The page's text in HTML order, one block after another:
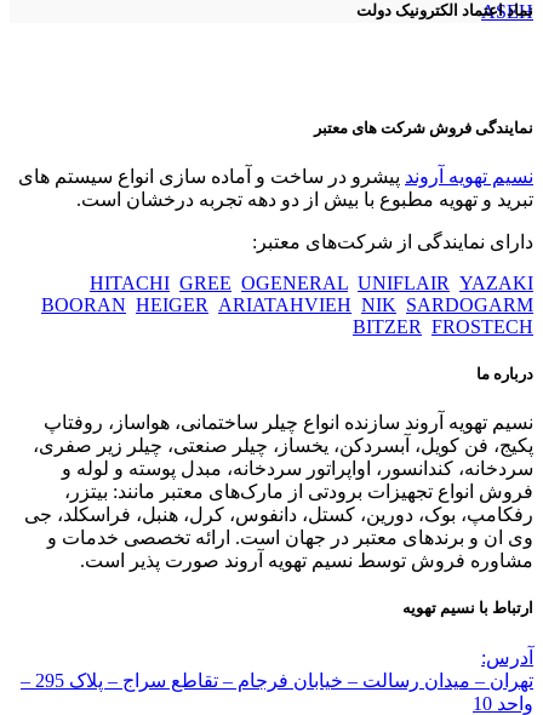
ASEH
نماد اعتماد الکترونیک دولت
نمایندگی فروش شرکت های معتبر
نسیم تهویه آروند پیشرو در ساخت و آماده سازی انواع سیستم های
تبرید و تهویه مطبوع با بیش از دو دهه تجربه درخشان است.
دارای نمایندگی از شرکت‌های معتبر:
HITACHI GREE OGENERAL UNIFLAIR YAZAKI
BOORAN HEIGER ARIATAHVIEH NIK SARDOGARM
BITZER FROSTECH
درباره ما
نسیم تهویه آروند سازنده انواع چیلر ساختمانی، هواساز، روفتاپ
پکیج، فن کویل، آبسردکن، یخساز، چیلر صنعتی، چیلر زیر صفری،
سردخانه، کندانسور، اواپراتور سردخانه، مبدل پوسته و لوله و
فروش انواع تجهیزات برودتی از مارک‌های معتبر مانند: بیتزر،
رفکامپ، بوک، دورین، کستل، دانفوس، کرل، هنبل، فراسکلد، جی
وی ان و برندهای معتبر در جهان است. ارائه تخصصی خدمات و
مشاوره فروش توسط نسیم تهویه آروند صورت پذیر است.
ارتباط با نسیم تهویه
آدرس:
تهران – میدان رسالت – خیابان فرجام – تقاطع سراج – پلاک 295 –
واحد 10